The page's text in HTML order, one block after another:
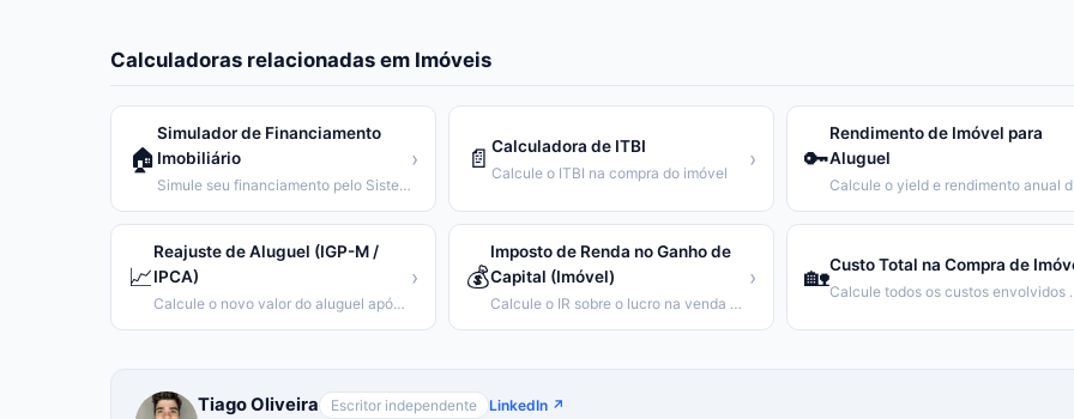
Calculadoras relacionadas em Imóveis
🏠
Simulador de Financiamento
Imobiliário
Simule seu financiamento pelo Sistema SAC ou Price
› 📄 Calculadora de ITBI
Calcule o ITBI na compra do imóvel
› 🔑
Rendimento de Imóvel para
Aluguel
📈
Reajuste de Aluguel (IGP-M /
IPCA)
Calcule o novo valor do aluguel após reajuste
› 💰
Imposto de Renda no Ganho de
Capital (Imóvel)
Calcule o IR sobre o lucro na venda de imóvel
› 🏡Custo Total na Compra de
Calcule
Tiago Oliveira Escritor independente LinkedIn ↗